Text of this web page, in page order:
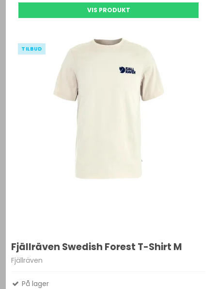
VIS PRODUKT
TILBUD
Fjällräven Swedish Forest T-Shirt M
Fjällräven
På lager